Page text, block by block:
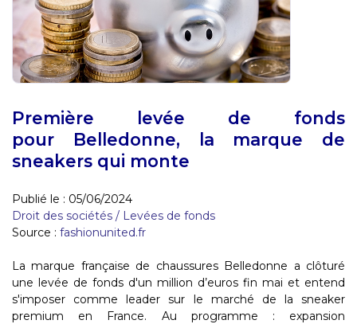
Première levée de fonds
pour Belledonne, la marque de
sneakers qui monte
Publié le : 05/06/2024
Droit des sociétés / Levées de fonds
Source : fashionunited.fr
La marque française de chaussures Belledonne a clôturé
une levée de fonds d'un million d’euros fin mai et entend
s'imposer comme leader sur le marché de la sneaker
premium en France. Au programme : expansion